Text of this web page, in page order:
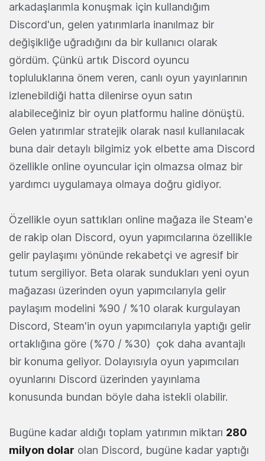
arkadaşlarımla konuşmak için kullandığım
Discord'un, gelen yatırımlarla inanılmaz bir
değişikliğe uğradığını da bir kullanıcı olarak
gördüm. Çünkü artık Discord oyuncu
topluluklarına önem veren, canlı oyun yayınlarının
izlenebildiği hatta dilenirse oyun satın
alabileceğiniz bir oyun platformu haline dönüştü.
Gelen yatırımlar stratejik olarak nasıl kullanılacak
buna dair detaylı bilgimiz yok elbette ama Discord
özellikle online oyuncular için olmazsa olmaz bir
yardımcı uygulamaya olmaya doğru gidiyor.
Özellikle oyun sattıkları online mağaza ile Steam'e
de rakip olan Discord, oyun yapımcılarına özellikle
gelir paylaşımı yönünde rekabetçi ve agresif bir
tutum sergiliyor. Beta olarak sundukları yeni oyun
mağazası üzerinden oyun yapımcılarıyla gelir
paylaşım modelini %90 / %10 olarak kurgulayan
Discord, Steam'in oyun yapımcılarıyla yaptığı gelir
ortaklığına göre (%70 / %30) çok daha avantajlı
bir konuma geliyor. Dolayısıyla oyun yapımcıları
oyunlarını Discord üzerinden yayınlama
konusunda bundan böyle daha istekli olabilir.
Bugüne kadar aldığı toplam yatırımın miktarı 280
milyon dolar olan Discord, bugüne kadar yaptığı